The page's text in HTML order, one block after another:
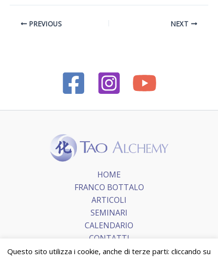
PREVIOUS NEXT
HOME
FRANCO BOTTALO
ARTICOLI
SEMINARI
CALENDARIO
CONTATTI
Questo sito utilizza i cookie, anche di terze parti: cliccando su